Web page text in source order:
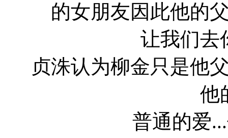
的女朋友因此他的
让我们去
贞洙认为柳金只是他
他
普通的爱